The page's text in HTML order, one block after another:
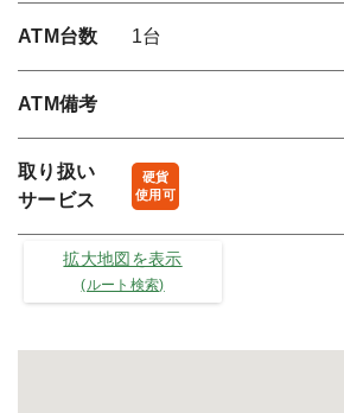
ATM台数 1台
ATM備考
取り扱い
サービス
硬貨
使用可
拡大地図を表示
(ルート検索)